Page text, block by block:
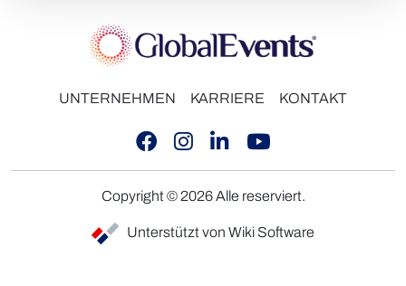
UNTERNEHMEN KARRIERE KONTAKT
Copyright © 2026 Alle reserviert.
Unterstützt von Wiki Software